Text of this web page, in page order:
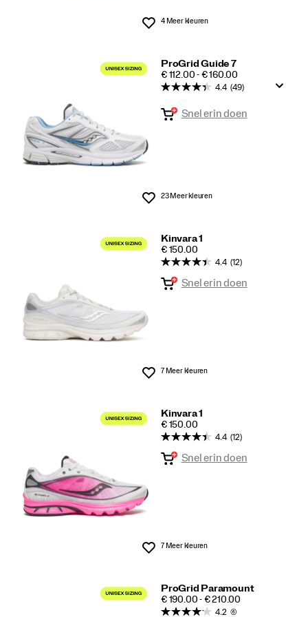
Wenslijst
4 Meer kleuren
ProGrid Guide 7
PRICE
€ 112.00 - € 160.00
Wenslijst
4.4 (49)
Snel erin doen
23 Meer kleuren
Kinvara 1
PRICE
€ 150.00
Wenslijst
4.4 (12)
Snel erin doen
7 Meer kleuren
Kinvara 1
PRICE
€ 150.00
Wenslijst
4.4 (12)
Snel erin doen
7 Meer kleuren
ProGrid Paramount
PRICE
€ 190.00 - € 210.00
4.2 (6)